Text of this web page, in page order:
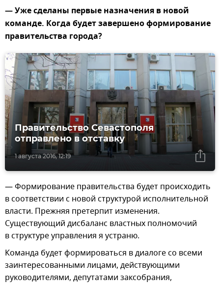
— Уже сделаны первые назначения в новой
команде. Когда будет завершено формирование
правительства города?
1 августа 2016, 12:19
Правительство Севастополя
отправлено в отставку
— Формирование правительства будет происходить
в соответствии с новой структурой исполнительной
власти. Прежняя претерпит изменения.
Существующий дисбаланс властных полномочий
в структуре управления я устраню.
Команда будет формироваться в диалоге со всеми
заинтересованными лицами, действующими
руководителями, депутатами заксобрания,